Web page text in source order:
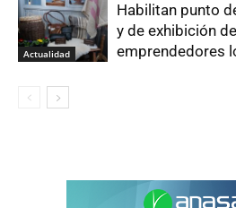
Actualidad
Habilitan punto
y de exhibición
emprendedores